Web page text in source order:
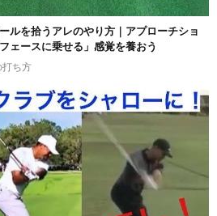
ルを拾うアレのやり方｜アプローチショ
ェースに乗せる」感覚を養おう
打ち方